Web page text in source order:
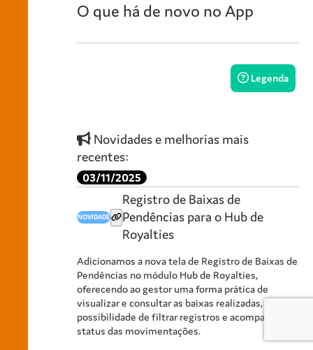
O que há de novo no App
Legenda
Novidades e melhorias mais
recentes:
03/11/2025
NOVIDADE
Registro de Baixas de
Pendências para o Hub de
Royalties
Adicionamos a nova tela de Registro de Baixas de
Pendências no módulo Hub de Royalties,
oferecendo ao gestor uma forma prática de
visualizar e consultar as baixas realizadas, com
possibilidade de filtrar registros e acompanhar o
status das movimentações.